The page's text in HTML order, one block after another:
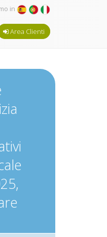
in
Area Clienti